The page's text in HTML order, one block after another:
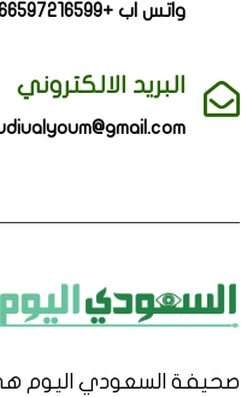
واتس اب +966597216599
البريد الالكتروني
صحيفة السعودي اليوم